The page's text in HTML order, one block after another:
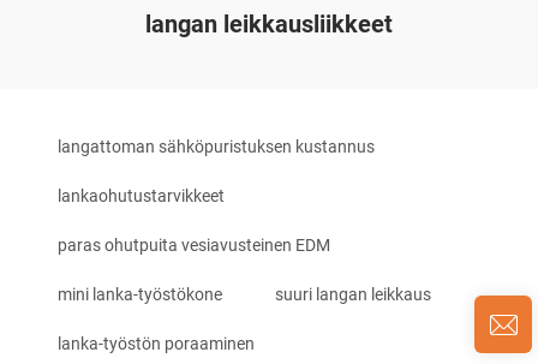
langan leikkausliikkeet
langattoman sähköpuristuksen kustannus
lankaohutustarvikkeet
paras ohutpuita vesiavusteinen EDM
mini lanka-työstökone suuri langan leikkaus
lanka-työstön poraaminen